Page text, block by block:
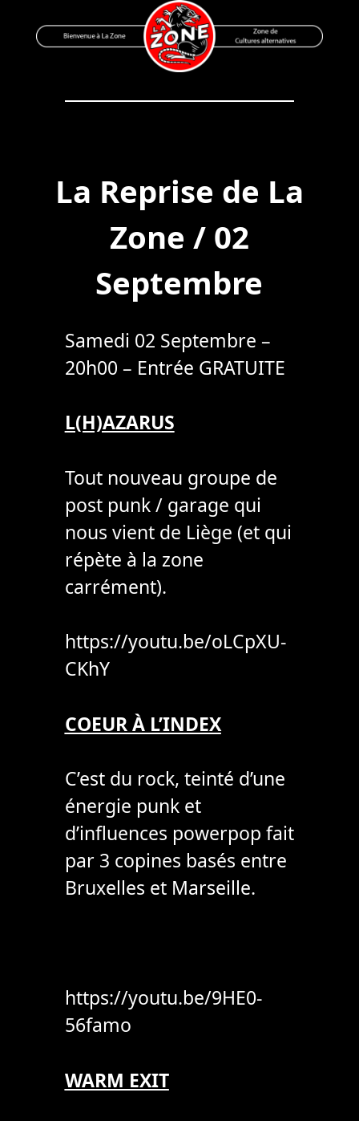
to
Bienvenue à La Zone
Zone de Cultures Alternatives
La Reprise de La
Zone / 02
Septembre
Samedi 02 Septembre –
20h00 – Entrée GRATUITE
L(H)AZARUS
Tout nouveau groupe de
post punk / garage qui
nous vient de Liège (et qui
répète à la zone
carrément).
https://youtu.be/oLCpXU-
CKhY
COEUR À L’INDEX
C’est du rock, teinté d’une
énergie punk et
d’influences powerpop fait
par 3 copines basés entre
Bruxelles et Marseille.
https://youtu.be/9HE0-
56famo
WARM EXIT